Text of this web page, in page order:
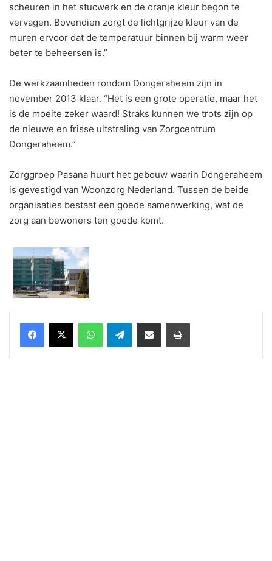
scheuren in het stucwerk en de oranje kleur begon te
vervagen. Bovendien zorgt de lichtgrijze kleur van de
muren ervoor dat de temperatuur binnen bij warm weer
beter te beheersen is.”
De werkzaamheden rondom Dongeraheem zijn in
november 2013 klaar. “Het is een grote operatie, maar het
is de moeite zeker waard! Straks kunnen we trots zijn op
de nieuwe en frisse uitstraling van Zorgcentrum
Dongeraheem.”
Zorggroep Pasana huurt het gebouw waarin Dongeraheem
is gevestigd van Woonzorg Nederland. Tussen de beide
organisaties bestaat een goede samenwerking, wat de
zorg aan bewoners ten goede komt.
WhatsAppTelegramDelen via Email Print